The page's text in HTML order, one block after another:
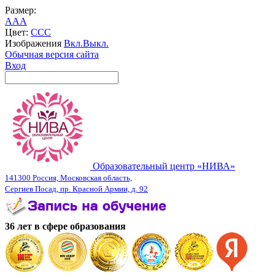
Размер:
AAA
Цвет: CCC
Изображения Вкл.Выкл.
Обычная версия сайта
Вход
Образовательный центр «НИВА»
141300 Россия, Московская область,
Сергиев Посад, пр. Красной Армии, д. 92
36 лет в сфере образования